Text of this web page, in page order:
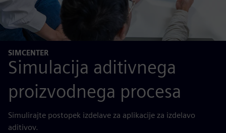
SIMCENTER
Simulacija aditivnega
proizvodnega procesa
Simulirajte postopek izdelave za aplikacije za izdelavo
aditivov.